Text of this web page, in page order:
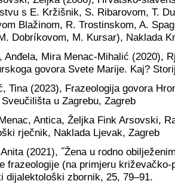
s E. Kržišnik, S. Ribarovom, T.
Blažinom, R. Trostinskom, A.
Dobríkovom, M. Kursar), Naklada
Anđela, Mira Menac-Mihalić (2020),
govora Svete Marije. Kaj?
Tina (2023), Frazeologija govora
u Zagrebu, Zagreb
Antica, Željka Fink Arsovski,
rječnik, Naklada Ljevak, Zagreb
(2021), ˝Žena u rodno
frazeologije (na primjeru
dijalektološki zbornik, 25, 79–91.